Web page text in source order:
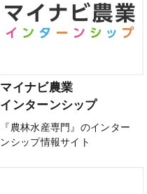
マイナビ農業
インターンシップ
『農林水産専門』のインター
ンシップ情報サイト